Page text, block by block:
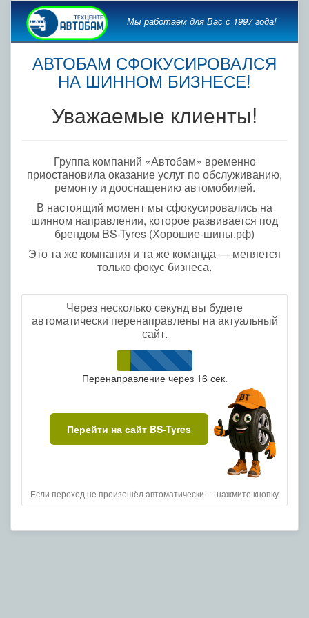
Мы работаем для Вас с 1997 года!
АВТОБАМ СФОКУСИРОВАЛСЯ
НА ШИННОМ БИЗНЕСЕ!
Уважаемые клиенты!
Группа компаний «Автобам» временно
приостановила оказание услуг по обслуживанию,
ремонту и дооснащению автомобилей.
В настоящий момент мы сфокусировались на
шинном направлении, которое развивается под
брендом BS-Tyres (Хорошие-шины.рф)
Это та же компания и та же команда — меняется
только фокус бизнеса.
Через несколько секунд вы будете
автоматически перенаправлены на актуальный
сайт.
Перенаправление через 16 сек.
Перейти на сайт BS-Tyres
Если переход не произошёл автоматически — нажмите кнопку